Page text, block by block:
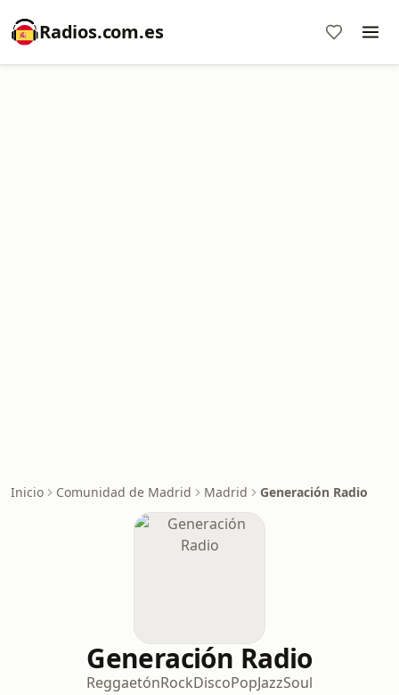
Radios.com.es
Inicio Comunidad de Madrid Madrid Generación Radio
Generación Radio
ReggaetónRockDiscoPopJazzSoul